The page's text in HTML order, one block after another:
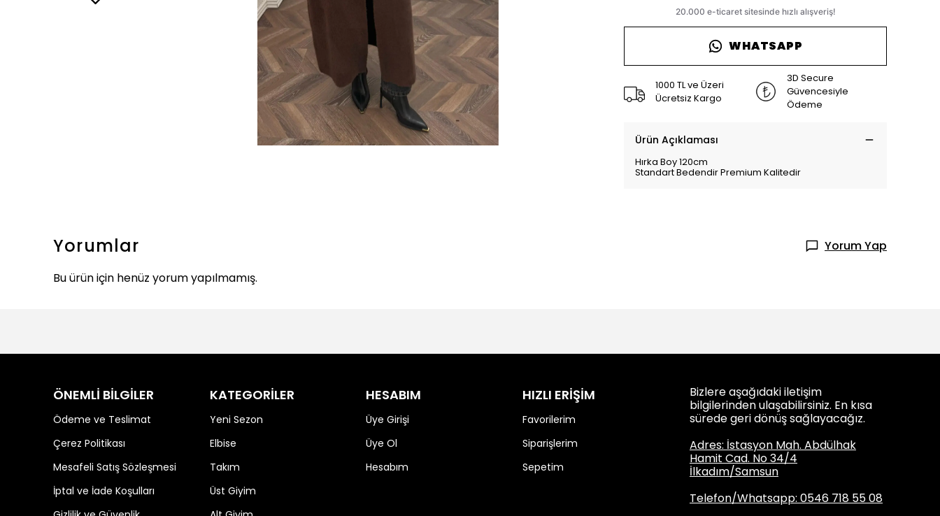
WHATSAPP
1000 TL ve Üzeri
Ücretsiz Kargo
3D Secure
Güvencesiyle
Ödeme
Ürün Açıklaması
Hırka Boy 120cm
Standart Bedendir Premium Kalitedir
Yorumlar
Yorum Yap
Bu ürün için henüz yorum yapılmamış.
ÖNEMLİ BİLGİLER
Ödeme ve Teslimat
Çerez Politikası
Mesafeli Satış Sözleşmesi
İptal ve İade Koşulları
KATEGORİLER
Yeni Sezon
Elbise
Takım
Üst Giyim
HESABIM
Üye Girişi
Üye Ol
Hesabım
HIZLI ERİŞİM
Favorilerim
Siparişlerim
Sepetim
Bizlere aşağıdaki iletişim
bilgilerinden ulaşabilirsiniz. En kısa
sürede geri dönüş sağlayacağız.
Adres: İstasyon Mah. Abdülhak
Hamit Cad. No 34/4
İlkadım/Samsun
Telefon/Whatsapp: 0546 718 55 08